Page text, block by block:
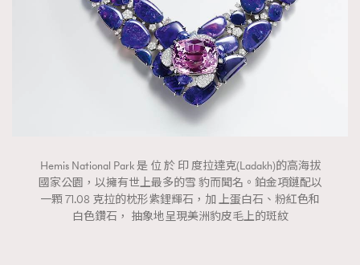
Hemis National Park 是 位 於 印 度拉達克(Ladakh)的高海拔
國家公園，以擁有世上最多的雪 豹而聞名。鉑金項鏈配以
一顆 71.08 克拉的枕形紫鋰輝石，加 上蛋白石、粉紅色和
白色鑽石， 抽象地呈現美洲豹皮毛上的斑紋